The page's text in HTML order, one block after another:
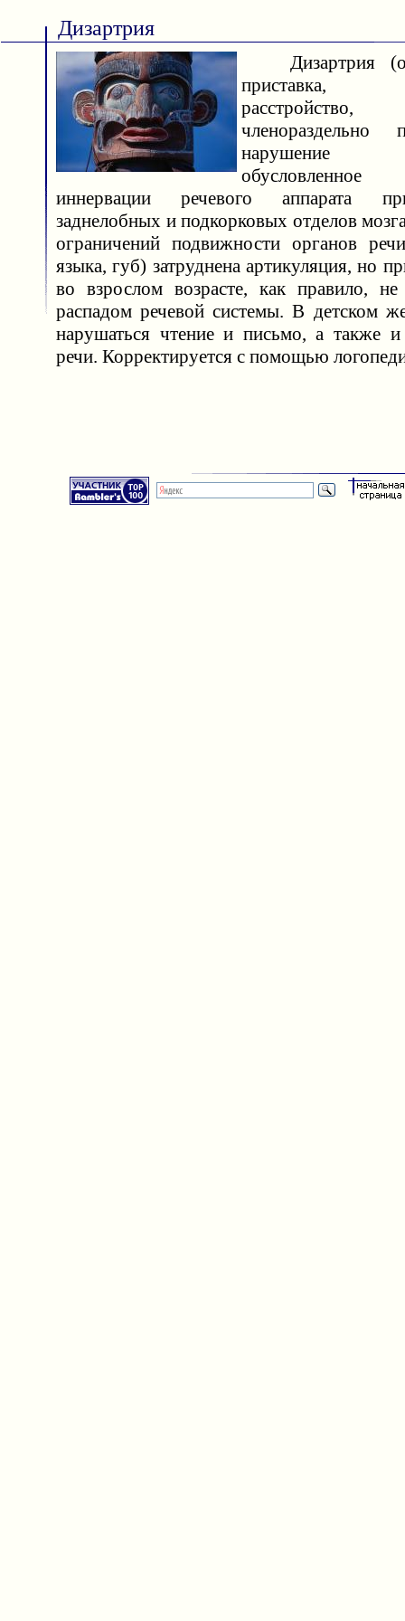
Дизартрия
Дизартрия
приставка,
нарушение
обусловленное
иннервации речевого аппарата
заднелобных и подкорковых отделов
ограничений подвижности органов
языка, губ) затруднена артикуляция, но
во взрослом возрасте, как правило, не
распадом речевой системы. В детском
нарушаться чтение и письмо, а также и
речи. Корректируется с помощью